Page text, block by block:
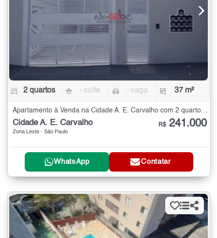
2 quartos - suíte - vaga 37 m²
Cidade A. E. Carvalho
Zona Leste - São Paulo
R$ 241.000
WhatsApp Contatar